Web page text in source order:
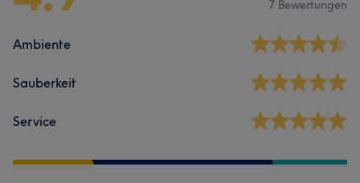
7 Bewertungen
Ambiente
Sauberkeit
Service